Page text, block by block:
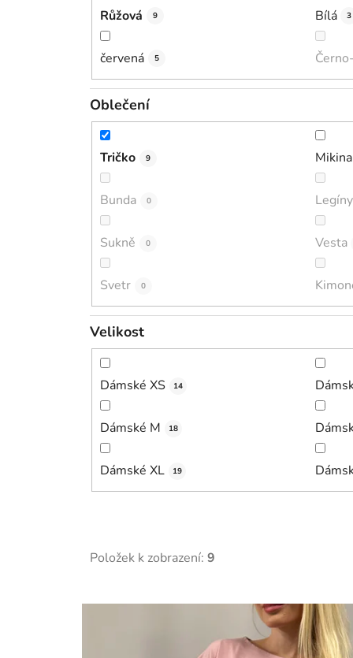
Růžová 9 Bílá 3
červená 5
Oblečení
Tričko 9 Mikina
Bunda 0 Legíny
Sukně 0 Vesta
Svetr 0
Velikost
Dámské XS 14
Dámské M 18
Dámské XL 19
Položek k zobrazení: 9
V